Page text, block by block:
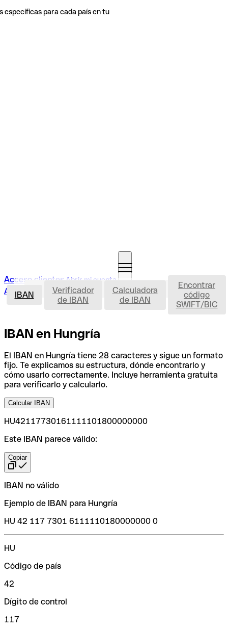
específicas para cada país en tu
Acceso clientes Abrir mi cuenta
Abrir mi cuenta IBAN
IBAN
Verificador
de IBAN
Calculadora
de IBAN
Encontrar
código
SWIFT/BIC
IBAN en Hungría
El IBAN en Hungría tiene 28 caracteres y sigue un formato
fijo. Te explicamos su estructura, dónde encontrarlo y
cómo usarlo correctamente. Incluye herramienta gratuita
para verificarlo y calcularlo.
Calcular IBAN
HU42117730161111101800000000
Este IBAN parece válido:
Copiar
IBAN no válido
Ejemplo de IBAN para Hungría
HU 42 117 7301 6111110180000000 0
HU
Código de país
42
Dígito de control
117